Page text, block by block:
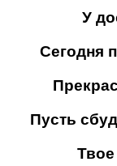
У
Сегодня
Пусть